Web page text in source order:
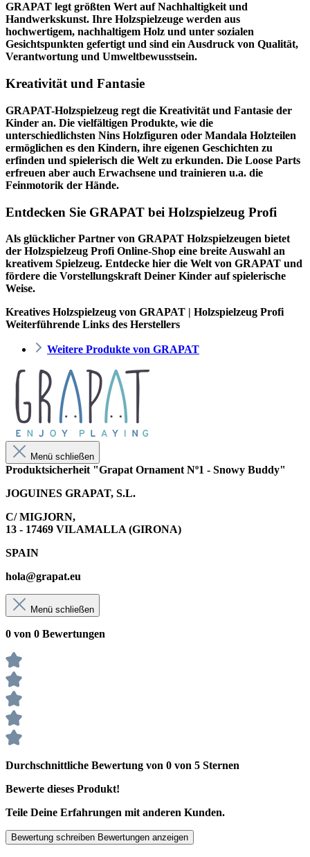
GRAPAT legt größten Wert auf Nachhaltigkeit und
Handwerkskunst. Ihre Holzspielzeuge werden aus
hochwertigem, nachhaltigem Holz und unter sozialen
Gesichtspunkten gefertigt und sind ein Ausdruck von Qualität,
Verantwortung und Umweltbewusstsein.
Kreativität und Fantasie
GRAPAT-Holzspielzeug regt die Kreativität und Fantasie der
Kinder an. Die vielfältigen Produkte, wie die
unterschiedlichsten Nins Holzfiguren oder Mandala Holzteilen
ermöglichen es den Kindern, ihre eigenen Geschichten zu
erfinden und spielerisch die Welt zu erkunden. Die Loose Parts
erfreuen aber auch Erwachsene und trainieren u.a. die
Feinmotorik der Hände.
Entdecken Sie GRAPAT bei Holzspielzeug Profi
Als glücklicher Partner von GRAPAT Holzspielzeugen bietet
der Holzspielzeug Profi Online-Shop eine breite Auswahl an
kreativem Spielzeug. Entdecke hier die Welt von GRAPAT und
fördere die Vorstellungskraft Deiner Kinder auf spielerische
Weise.
Kreatives Holzspielzeug von GRAPAT | Holzspielzeug Profi
Weiterführende Links des Herstellers
Weitere Produkte von GRAPAT
Menü schließen
Produktsicherheit "Grapat Ornament Nº1 - Snowy Buddy"
JOGUINES GRAPAT, S.L.
C/ MIGJORN,
13 - 17469 VILAMALLA (GIRONA)
SPAIN
hola@grapat.eu
Menü schließen
0 von 0 Bewertungen
Durchschnittliche Bewertung von 0 von 5 Sternen
Bewerte dieses Produkt!
Teile Deine Erfahrungen mit anderen Kunden.
Bewertung schreiben Bewertungen anzeigen